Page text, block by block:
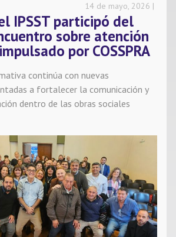
Noticias
Contacto
14 de mayo, 2026
IPSST participó del
sobre atención
por COSSPRA
continúa con nuevas
a fortalecer la comunicación y
dentro de las obras sociales